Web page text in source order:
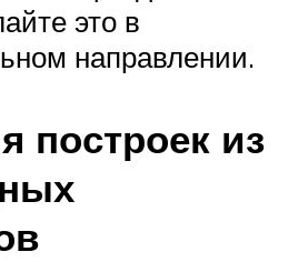
это в
направлении.
построек из